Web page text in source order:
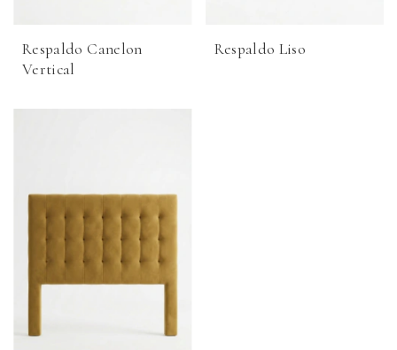
Respaldo Canelon
Vertical
Respaldo Liso